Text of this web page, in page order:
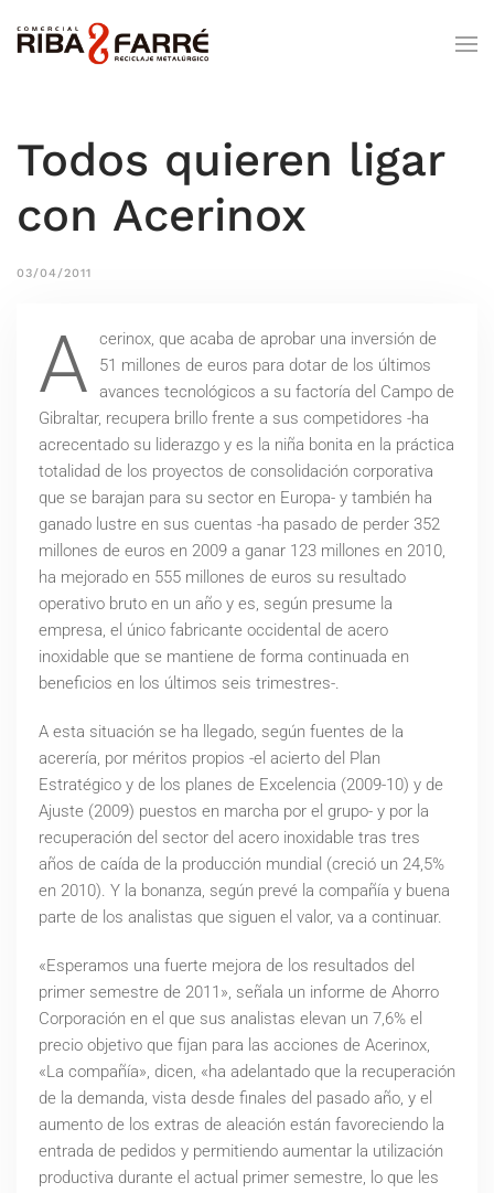
Todos quieren ligar
con Acerinox
03/04/2011
A
cerinox, que acaba de aprobar una inversión de
51 millones de euros para dotar de los últimos
avances tecnológicos a su factoría del Campo de
Gibraltar, recupera brillo frente a sus competidores -ha
acrecentado su liderazgo y es la niña bonita en la práctica
totalidad de los proyectos de consolidación corporativa
que se barajan para su sector en Europa- y también ha
ganado lustre en sus cuentas -ha pasado de perder 352
millones de euros en 2009 a ganar 123 millones en 2010,
ha mejorado en 555 millones de euros su resultado
operativo bruto en un año y es, según presume la
empresa, el único fabricante occidental de acero
inoxidable que se mantiene de forma continuada en
beneficios en los últimos seis trimestres-.
A esta situación se ha llegado, según fuentes de la
acerería, por méritos propios -el acierto del Plan
Estratégico y de los planes de Excelencia (2009-10) y de
Ajuste (2009) puestos en marcha por el grupo- y por la
recuperación del sector del acero inoxidable tras tres
años de caída de la producción mundial (creció un 24,5%
en 2010). Y la bonanza, según prevé la compañía y buena
parte de los analistas que siguen el valor, va a continuar.
«Esperamos una fuerte mejora de los resultados del
primer semestre de 2011», señala un informe de Ahorro
Corporación en el que sus analistas elevan un 7,6% el
precio objetivo que fijan para las acciones de Acerinox,
«La compañía», dicen, «ha adelantado que la recuperación
de la demanda, vista desde finales del pasado año, y el
aumento de los extras de aleación están favoreciendo la
entrada de pedidos y permitiendo aumentar la utilización
productiva durante el actual primer semestre, lo que les